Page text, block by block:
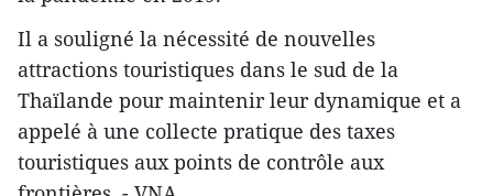
Il a souligné la nécessité de nouvelles
attractions touristiques dans le sud de la
Thaïlande pour maintenir leur dynamique et a
appelé à une collecte pratique des taxes
touristiques aux points de contrôle aux